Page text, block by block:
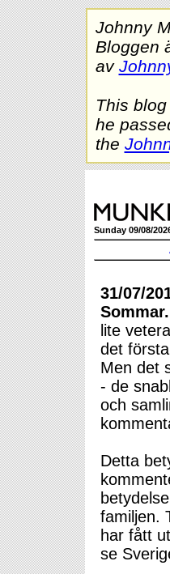
Johnny
Bloggen
av
This
he
the
Sunday 09/08/
31/07/
Sommar.
lite
det
Men det
- de
och
Detta
familjen.
har fått
se